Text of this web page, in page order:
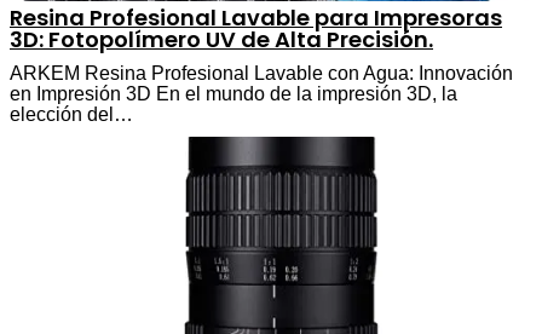
Resina Profesional Lavable para Impresoras
3D: Fotopolímero UV de Alta Precisión.
ARKEM Resina Profesional Lavable con Agua: Innovación
en Impresión 3D En el mundo de la impresión 3D, la
elección del…